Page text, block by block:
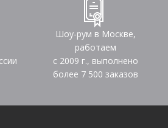
Шоу-рум в Москве,
работаем
с 2009 г., выполнено
более 7 500 заказов